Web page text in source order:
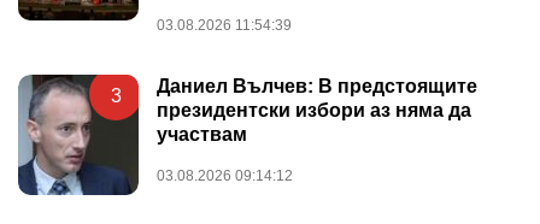
03.08.2026 11:54:39
3
Даниел Вълчев: В предстоящите
президентски избори аз няма да
участвам
03.08.2026 09:14:12